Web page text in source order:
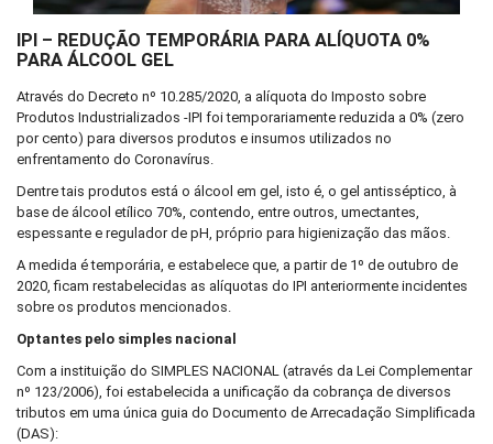
IPI – REDUÇÃO TEMPORÁRIA PARA ALÍQUOTA 0%
PARA ÁLCOOL GEL
Através do Decreto nº 10.285/2020, a alíquota do Imposto sobre
Produtos Industrializados -IPI foi temporariamente reduzida a 0% (zero
por cento) para diversos produtos e insumos utilizados no
enfrentamento do Coronavírus.
Dentre tais produtos está o álcool em gel, isto é, o gel antisséptico, à
base de álcool etílico 70%, contendo, entre outros, umectantes,
espessante e regulador de pH, próprio para higienização das mãos.
A medida é temporária, e estabelece que, a partir de 1º de outubro de
2020, ficam restabelecidas as alíquotas do IPI anteriormente incidentes
sobre os produtos mencionados.
Optantes pelo simples nacional
Com a instituição do SIMPLES NACIONAL (através da Lei Complementar
nº 123/2006), foi estabelecida a unificação da cobrança de diversos
tributos em uma única guia do Documento de Arrecadação Simplificada
(DAS):